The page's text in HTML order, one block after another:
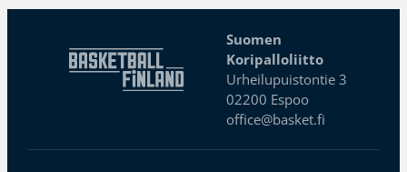
Suomen
Koripalloliitto
Urheilupuistontie 3
02200 Espoo
office@basket.fi